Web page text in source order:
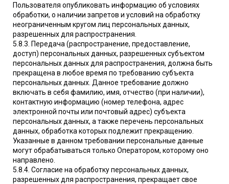
Пользователя опубликовать информацию об условиях
обработки, о наличии запретов и условий на обработку
неограниченным кругом лиц персональных данных,
разрешенных для распространения.
5.8.3. Передача (распространение, предоставление,
доступ) персональных данных, разрешенных субъектом
персональных данных для распространения, должна быть
прекращена в любое время по требованию субъекта
персональных данных. Данное требование должно
включать в себя фамилию, имя, отчество (при наличии),
контактную информацию (номер телефона, адрес
электронной почты или почтовый адрес) субъекта
персональных данных, а также перечень персональных
данных, обработка которых подлежит прекращению.
Указанные в данном требовании персональные данные
могут обрабатываться только Оператором, которому оно
направлено.
5.8.4. Согласие на обработку персональных данных,
разрешенных для распространения, прекращает свое